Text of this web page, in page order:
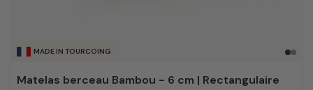
MADE IN TOURCOING
Matelas berceau Bambou - 6 cm | Rectangulaire